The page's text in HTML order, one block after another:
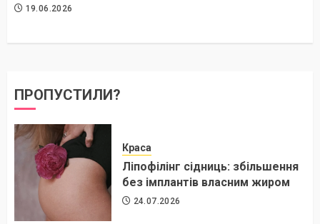
19.06.2026
ПРОПУСТИЛИ?
Краса
Ліпофілінг сідниць: збільшення
без імплантів власним жиром
24.07.2026